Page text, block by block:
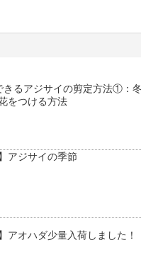
きるアジサイの剪定方法①：
をつける方法
アジサイの季節
アオハダ少量入荷しました！